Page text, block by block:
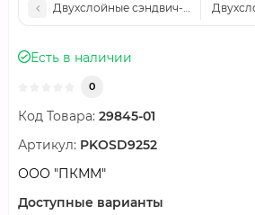
Двухслойные сэндвич-панели
Есть в наличии
0
Код Товара: 29845-01
Артикул: PKOSD9252
ООО "ПКММ"
Доступные варианты